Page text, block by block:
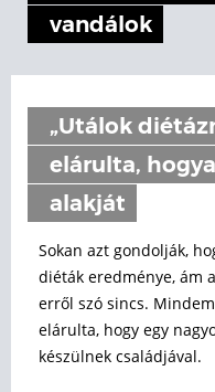
vandálok
„Utálok
elárulta,
alakját
Sokan azt gondolják,
diéták eredménye, ám
erről szó sincs.
elárulta, hogy egy
készülnek családjával.